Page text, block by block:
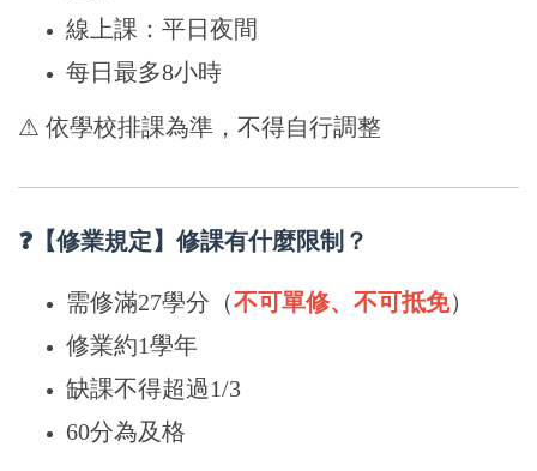
線上課：平日夜間
每日最多8小時
⚠ 依學校排課為準，不得自行調整
❓【修業規定】修課有什麼限制？
需修滿27學分（不可單修、不可抵免）
修業約1學年
缺課不得超過1/3
60分為及格